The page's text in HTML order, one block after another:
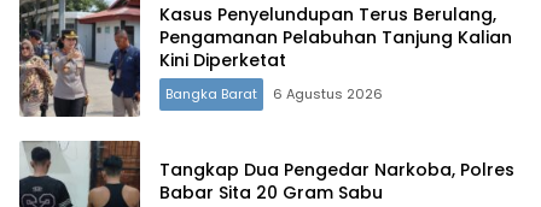
Kasus Penyelundupan Terus Berulang,
Pengamanan Pelabuhan Tanjung Kalian
Kini Diperketat
Bangka Barat 6 Agustus 2026
Tangkap Dua Pengedar Narkoba, Polres
Babar Sita 20 Gram Sabu